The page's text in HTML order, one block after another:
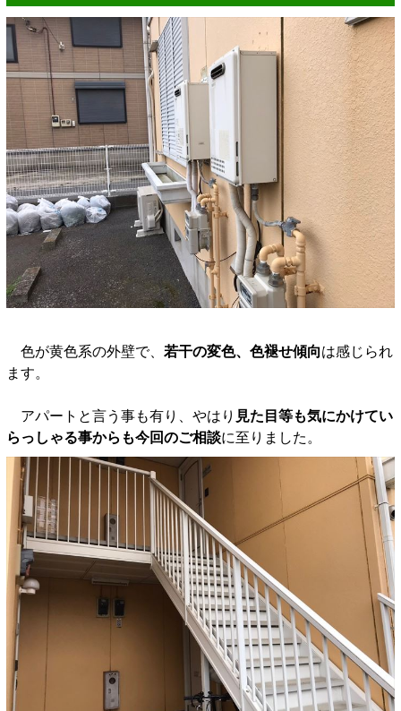
色が黄色系の外壁で、 若干の変色、色褪せ傾向は感じられ
ます。
アパートと言う事も有り、やはり 見た目等も気にかけてい
らっしゃる事からも今回のご相談に至りました。